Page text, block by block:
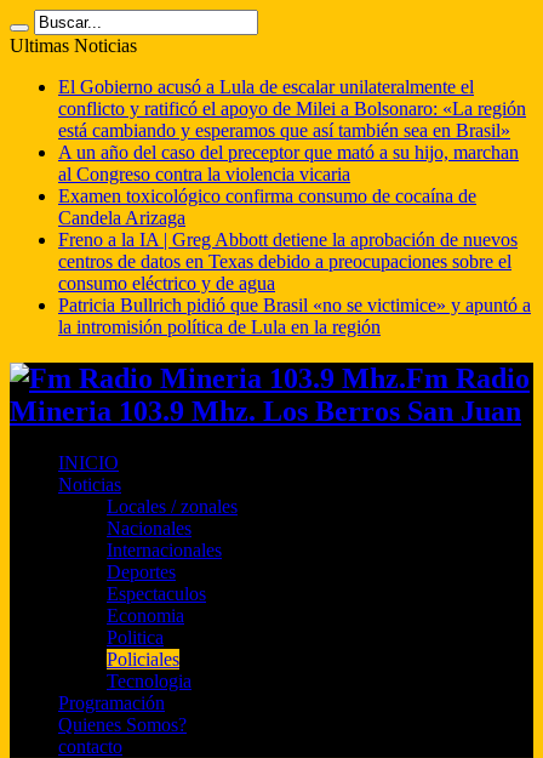
Ultimas Noticias
El Gobierno acusó a Lula de escalar unilateralmente el
conflicto y ratificó el apoyo de Milei a Bolsonaro: «La región
está cambiando y esperamos que así también sea en Brasil»
A un año del caso del preceptor que mató a su hijo, marchan
al Congreso contra la violencia vicaria
Examen toxicológico confirma consumo de cocaína de
Candela Arizaga
Freno a la IA | Greg Abbott detiene la aprobación de nuevos
centros de datos en Texas debido a preocupaciones sobre el
consumo eléctrico y de agua
Patricia Bullrich pidió que Brasil «no se victimice» y apuntó a
la intromisión política de Lula en la región
Fm Radio
Mineria 103.9 Mhz. Los Berros San Juan
INICIO
Noticias
Locales / zonales
Nacionales
Internacionales
Deportes
Espectaculos
Economia
Politica
Policiales
Tecnologia
Programación
Quienes Somos?
contacto